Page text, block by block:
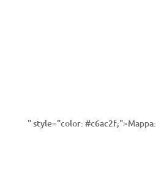
" style="color: #c6ac2f;">Mappa: